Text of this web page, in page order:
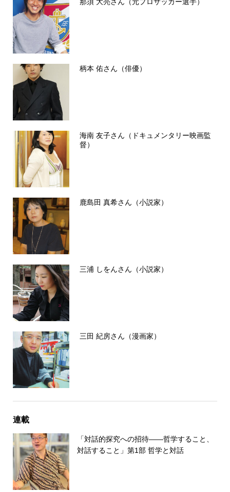
那須 大亮さん（元プロサッカー選手）
柄本 佑さん（俳優）
海南 友子さん（ドキュメンタリー映画監
督）
鹿島田 真希さん（小説家）
三浦 しをんさん（小説家）
三田 紀房さん（漫画家）
連載
「対話的探究への招待――哲学すること、
対話すること」第1部 哲学と対話